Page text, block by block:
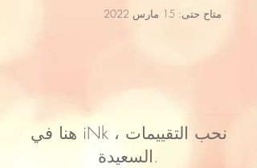
متاح حتى: 15 مارس 2022
هنا في iNk ، نحب التقييمات
السعيدة.